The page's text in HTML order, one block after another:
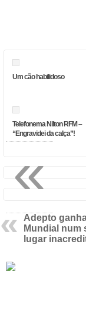
Um cão habilidoso
Telefonema Nilton RFM –
“Engravidei da calça”!
Adepto
Mundial num
lugar
«